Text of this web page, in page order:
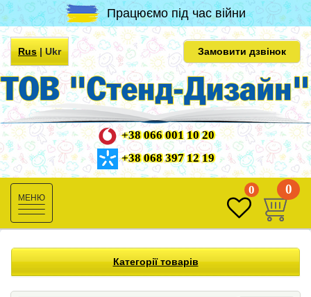
Працюємо під час війни
Rus|Ukr Замовити дзвінок
+38 066 001 10 20
+38 068 397 12 19
Toggle
navigation
0 0
Категорії товарів